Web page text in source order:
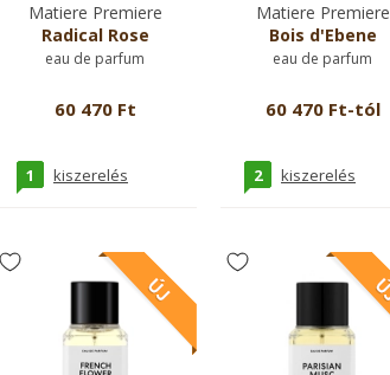
Matiere Premiere
Radical Rose
eau de parfum
60 470 Ft
1 kiszerelés
Matiere Premiere
Bois d'Ebene
eau de parfum
60 470 Ft-tól
2 kiszerelés